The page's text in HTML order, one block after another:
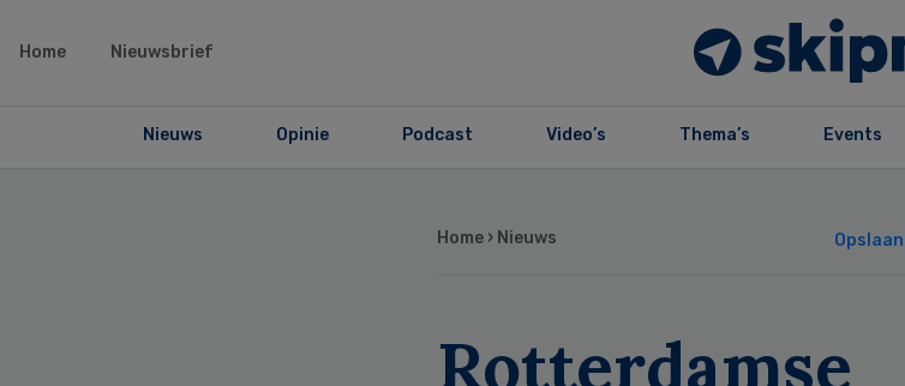
Home Nieuwsbrief
Nieuws Opinie Podcast Video’s Thema’s Events
Home › Nieuws Opslaan
Rotterdamse